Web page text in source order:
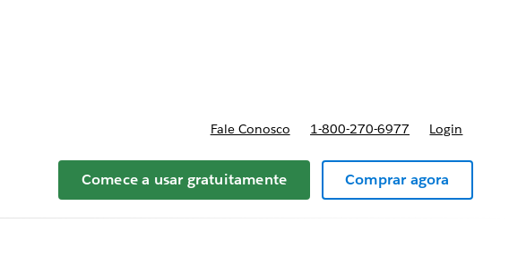
Fale Conosco 1-800-270-6977 Login
Comece a usar gratuitamente Comprar agora